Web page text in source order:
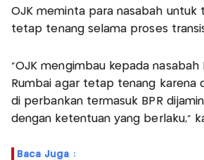
OJK meminta para nasabah untuk
tetap tenang selama proses
“OJK mengimbau kepada nasabah
Rumbai agar tetap tenang karena
di perbankan termasuk BPR
dengan ketentuan yang berlaku,”
Baca Juga :